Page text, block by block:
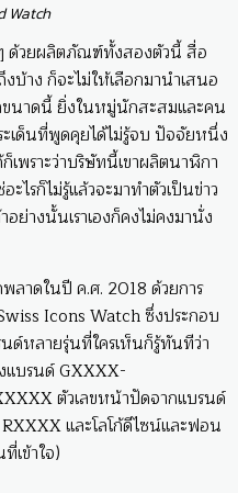
Watch
ด้วยผลิตภัณฑ์ทั้งสองตัวนี้ สื่อ
าง ก็จะไม่ให้เลือกมานำเสนอ
ขนาดนี้ ยิ่งในหมู่นักสะสมและคน
เด็นที่พูดคุยได้ไม่รู้จบ ปัจจัยหนึ่ง
พราะว่าบริษัทนี้เขาผลิตนาฬิกา
ะไรก็ไม่รู้แล้วจะมาทำตัวเป็นข่าว
ย่างนั้นเราเองก็คงไม่คงมานั่ง
ลาดในปี ค.ศ. 2018 ด้วยการ
Icons Watch ซึ่งประกอบ
ด์หลายรุ่นที่ใครเห็นก็รู้ทันทีว่า
แบรนด์ GXXXX-
ตัวเลขหน้าปัดจากแบรนด์
และโลโก้ดีไซน์และฟอน
เข้าใจ)